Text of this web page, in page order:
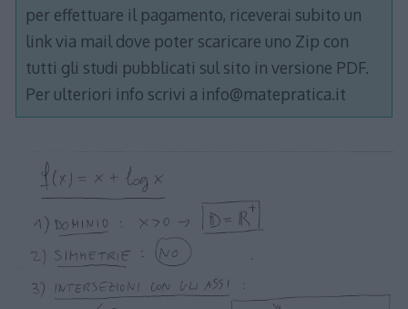
per effettuare il pagamento, riceverai subito un
link via mail dove poter scaricare uno Zip con
tutti gli studi pubblicati sul sito in versione PDF.
Per ulteriori info scrivi a info@matepratica.it